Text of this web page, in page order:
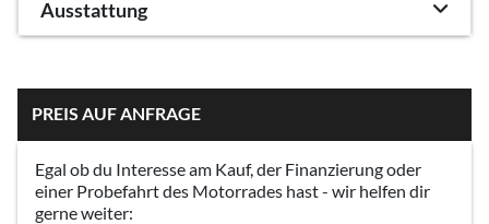
Ausstattung
PREIS AUF ANFRAGE
Egal ob du Interesse am Kauf, der Finanzierung oder
einer Probefahrt des Motorrades hast - wir helfen dir
gerne weiter: